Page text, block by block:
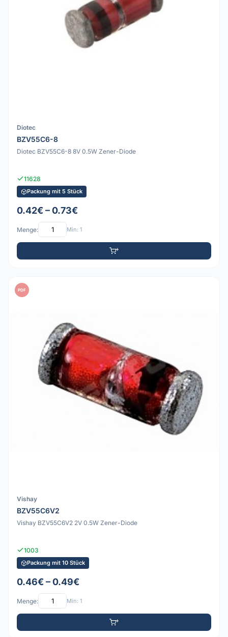
Diotec
BZV55C6-8
Diotec BZV55C6-8 8V 0.5W Zener-Diode
11628
Packung mit 5 Stück
0.42€ – 0.73€
Menge: Min: 1
PDF
Vishay
BZV55C6V2
Vishay BZV55C6V2 2V 0.5W Zener-Diode
1003
Packung mit 10 Stück
0.46€ – 0.49€
Menge: Min: 1